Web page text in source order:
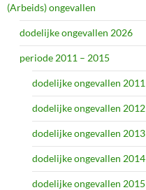
(Arbeids) ongevallen
dodelijke ongevallen 2026
periode 2011 – 2015
dodelijke ongevallen 2011
dodelijke ongevallen 2012
dodelijke ongevallen 2013
dodelijke ongevallen 2014
dodelijke ongevallen 2015